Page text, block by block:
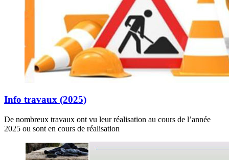
Info travaux (2025)
De nombreux travaux ont vu leur réalisation au cours de l’année
2025 ou sont en cours de réalisation